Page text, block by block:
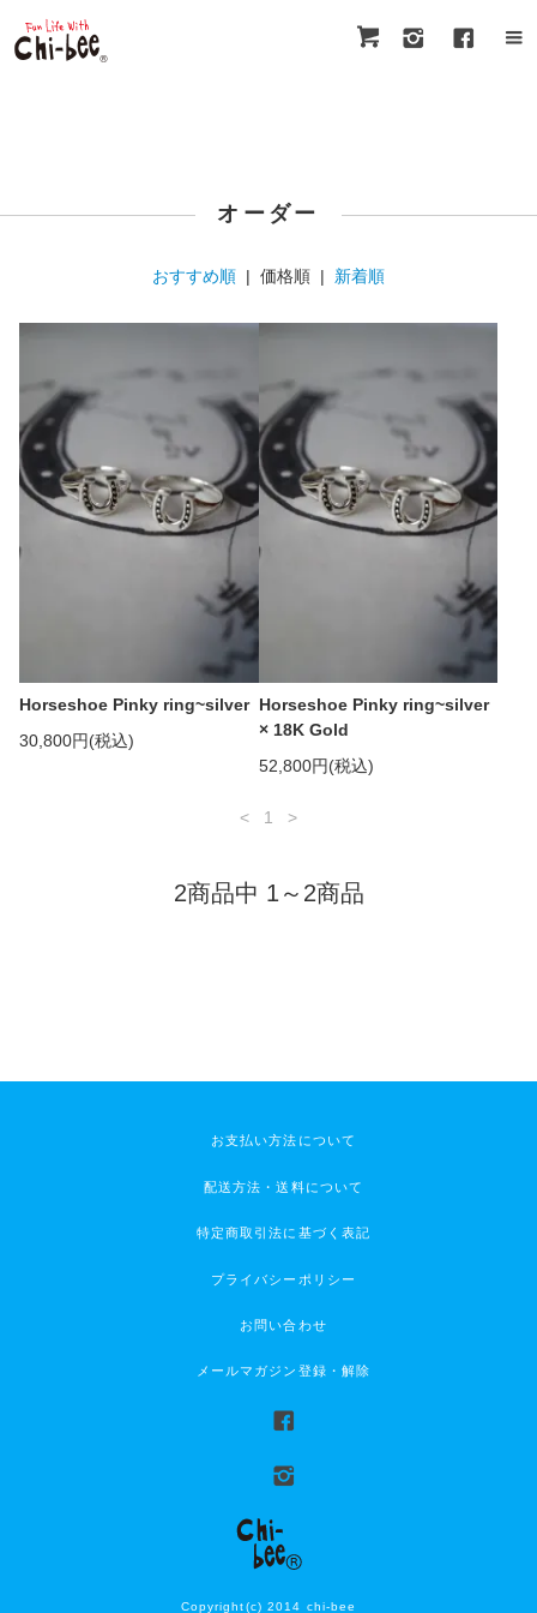
オーダー
おすすめ順 | 価格順 | 新着順
Horseshoe Pinky ring~silver
30,800円(税込)
Horseshoe Pinky ring~silver
× 18K Gold
52,800円(税込)
< 1 >
2商品中 1～2商品
お支払い方法について
配送方法・送料について
特定商取引法に基づく表記
プライバシーポリシー
お問い合わせ
メールマガジン登録・解除
Copyright(c) 2014 chi-bee